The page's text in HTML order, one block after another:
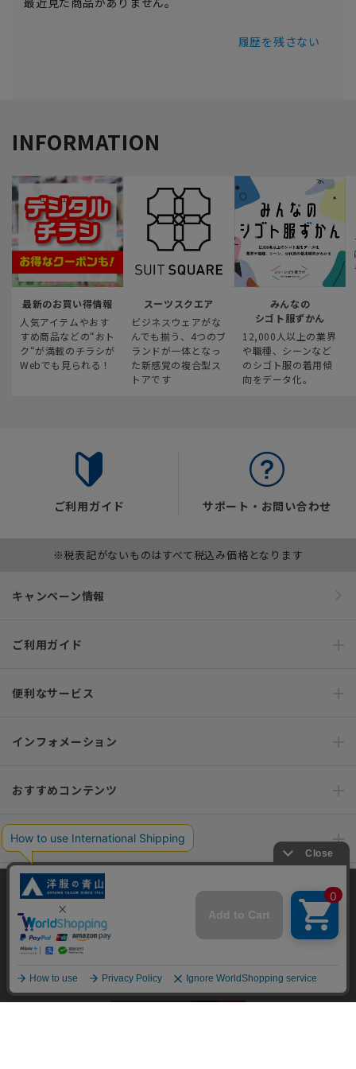
履歴を残さない
INFORMATION
最新のお買い得情報
人気アイテムやおす
すめ商品などの“おト
ク“が満載のチラシが
Webでも見られる！
スーツスクエア
ビジネスウェアがな
んでも揃う、4つのブ
ランドが一体となっ
た新感覚の複合型ス
トアです
みんなの
シゴト服ずかん
12,000人以上の業界
や職種、シーンなど
のシゴト服の着用傾
向をデータ化。
ご利用ガイド サポート・お問い合わせ
※税表記がないものはすべて税込み価格となります
キャンペーン情報
ご利用ガイド
便利なサービス
インフォメーション
おすすめコンテンツ
ポリシー・企業情報
オーダースーツなら SHITATE
OFFICIAL SNS
当サイトでは、快適な閲覧体験とコンテンツ改善のためにCookieを使用
しています。閲覧を続けることで、Cookieの使用に同意したものとみな
します。詳細については
同意して閉じる